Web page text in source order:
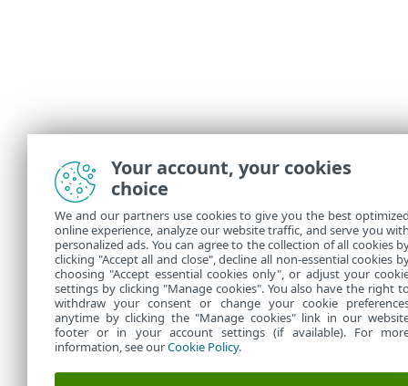
Your account, your cookies
choice
We and our partners use cookies to give you the best
online experience, analyze our website traffic, and serve you
personalized ads. You can agree to the collection of all cookies
clicking "Accept all and close", decline all non-essential cookies
choosing "Accept essential cookies only", or adjust your
settings by clicking "Manage cookies". You also have the right
withdraw your consent or change your cookie
anytime by clicking the "Manage cookies" link in our
footer or in your account settings (if available). For
information, see ourCookie Policy.